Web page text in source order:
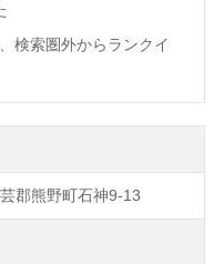
検索圏外からランクイ
郡熊野町石神9-13